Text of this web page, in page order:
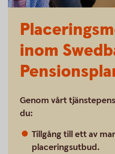
inom
Genom vårt
du:
Tillgång till ett av
placeringsutbud.